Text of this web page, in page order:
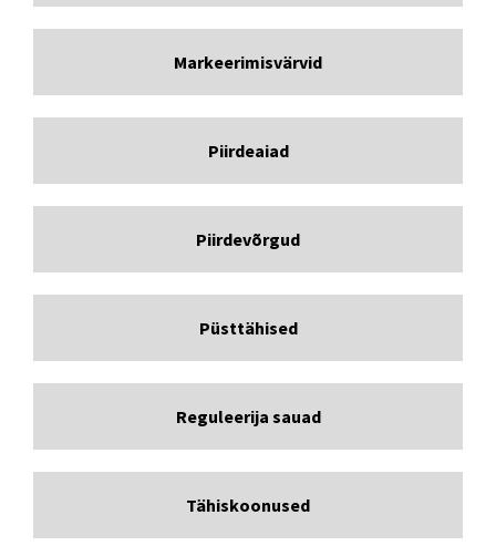
Markeerimisvärvid
Piirdeaiad
Piirdevõrgud
Püsttähised
Reguleerija sauad
Tähiskoonused